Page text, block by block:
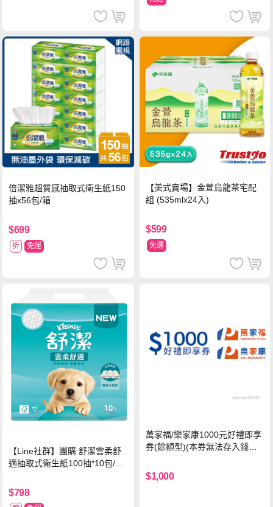
倍潔雅超質感抽取式衛生紙150
抽x56包/箱
$699
折 免運
【美式賣場】金萱烏龍茶宅配
組 (535mlx24入)
$599
免運
【Line社群】團購 舒潔雲柔舒
適抽取式衛生紙100抽*10包/6
$798
萬家福/樂家康1000元好禮即享
券(餘額型)(本券無法存入錢包
$1,000